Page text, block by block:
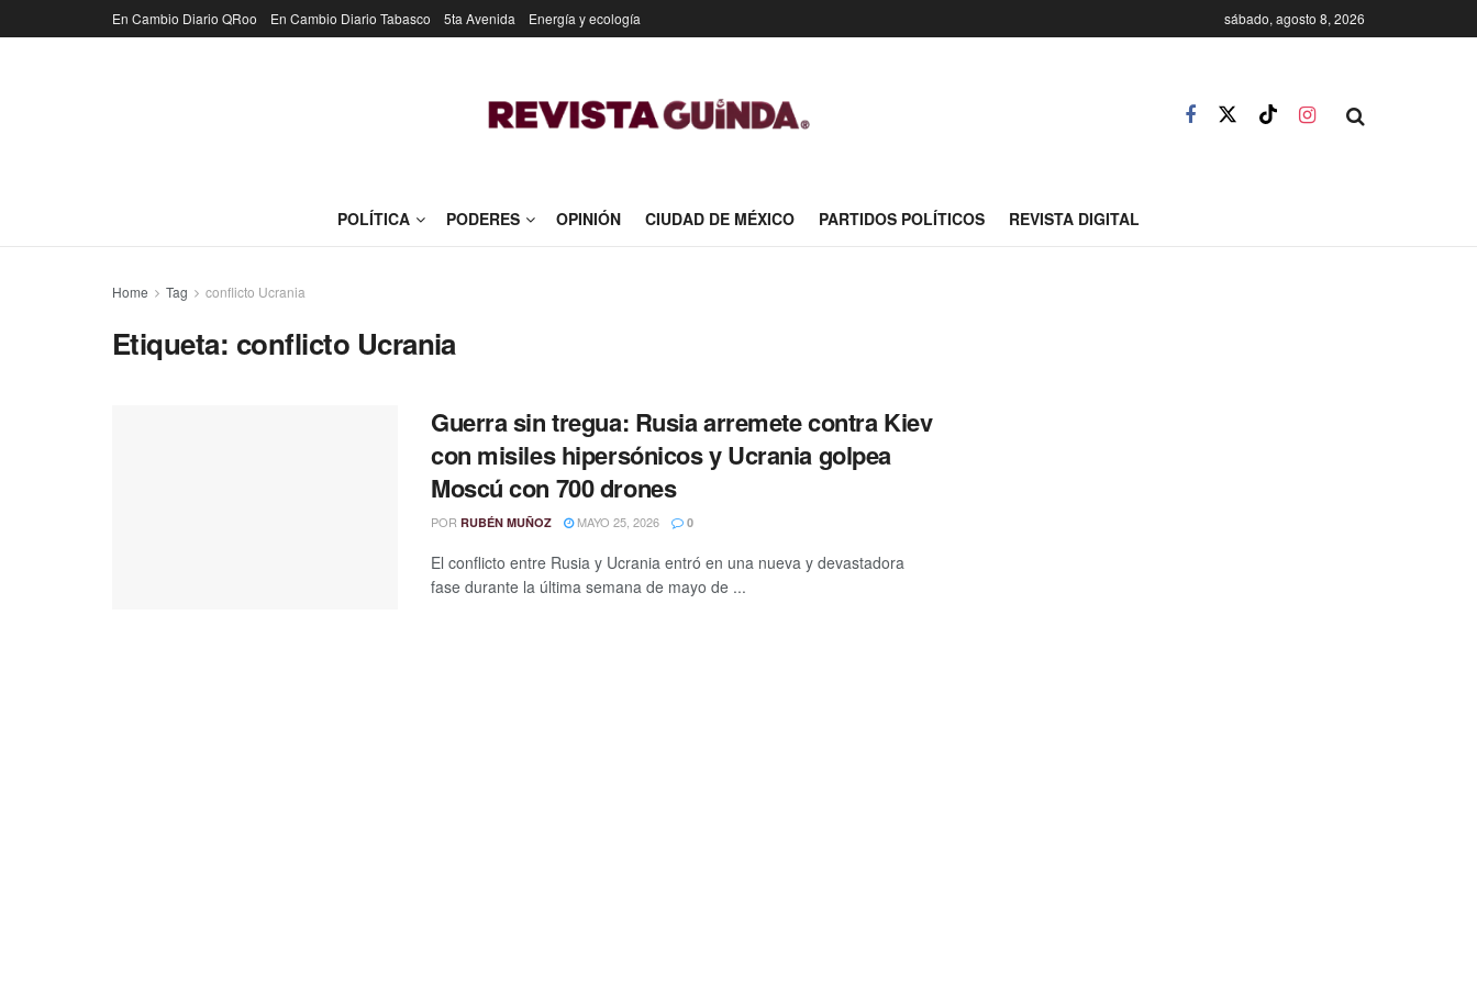
En Cambio Diario QRoo En Cambio Diario Tabasco 5ta Avenida Energía y ecología sábado, agosto 8, 2026
POLÍTICA PODERES OPINIÓN CIUDAD DE MÉXICO PARTIDOS POLÍTICOS REVISTA DIGITAL
Home Tag conflicto Ucrania
Etiqueta: conflicto Ucrania
Guerra sin tregua: Rusia arremete contra Kiev
con misiles hipersónicos y Ucrania golpea
Moscú con 700 drones
POR RUBÉN MUÑOZ MAYO 25, 2026 0
El conflicto entre Rusia y Ucrania entró en una nueva y devastadora
fase durante la última semana de mayo de ...